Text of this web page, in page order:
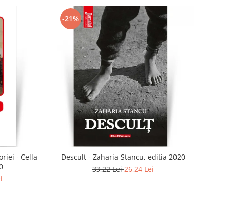
- Cella
-21%
Descult - Zaharia Stancu, editia 2020
33,22 Lei26,24 Lei